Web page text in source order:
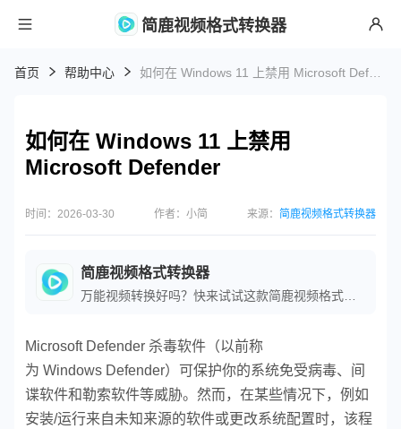
简鹿视频格式转换器
首页 帮助中心
如何在 Windows 11 上禁用
Microsoft Defender
时间：2026-03-30 作者：小简 来源： 简鹿视频格式转换器
简鹿视频格式转换器
Microsoft Defender 杀毒软件（以前称
为 Windows Defender）可保护你的系统免受病毒、间
谍软件和勒索软件等威胁。然而，在某些情况下，例如
安装/运行来自未知来源的软件或更改系统配置时，该程